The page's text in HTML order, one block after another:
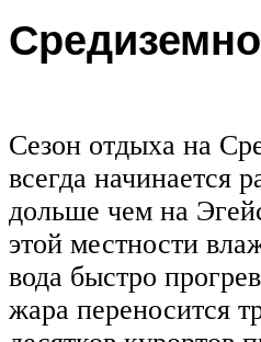
Сезон отдыха на
всегда начинается
дольше чем на
этой местности
вода быстро
жара переносится